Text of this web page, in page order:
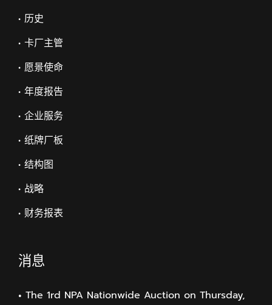
• 历史
• 卡厂主管
• 愿景使命
• 年度报告
• 企业服务
• 纸牌厂板
• 结构图
• 战略
• 财务报表
消息
The 1rd NPA Nationwide Auction on Thursday,